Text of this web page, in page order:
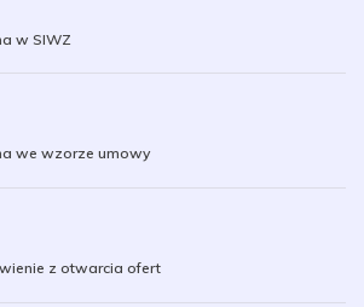
w SIWZ
we wzorze umowy
z otwarcia ofert